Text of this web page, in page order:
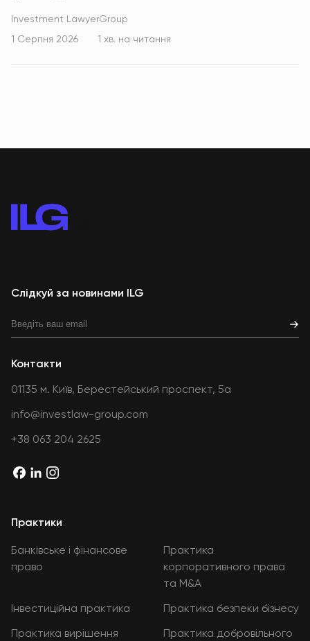
Investment LawyerGroup
1 Серпня 2026
1 хв. на читання
Слідкуй за новинами ILG
Контакти
01135 м. Київ, Берестейський проспект, 5а
info@investlaw-group.com
+38 063 204 2625
Практики
Банківське і фінансове
право
Практика
корпоративного права
та M&A
Інвестиційна практика
Практика безпеки бізнесу
Практика вирішення
Практика добровільного